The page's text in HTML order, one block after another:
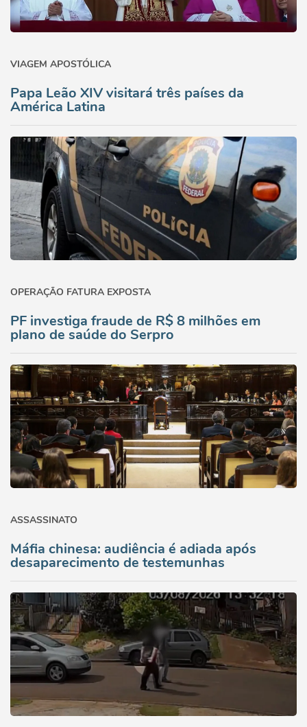
VIAGEM APOSTÓLICA
Papa Leão XIV visitará três países da
América Latina
OPERAÇÃO FATURA EXPOSTA
PF investiga fraude de R$ 8 milhões em
plano de saúde do Serpro
ASSASSINATO
Máfia chinesa: audiência é adiada após
desaparecimento de testemunhas